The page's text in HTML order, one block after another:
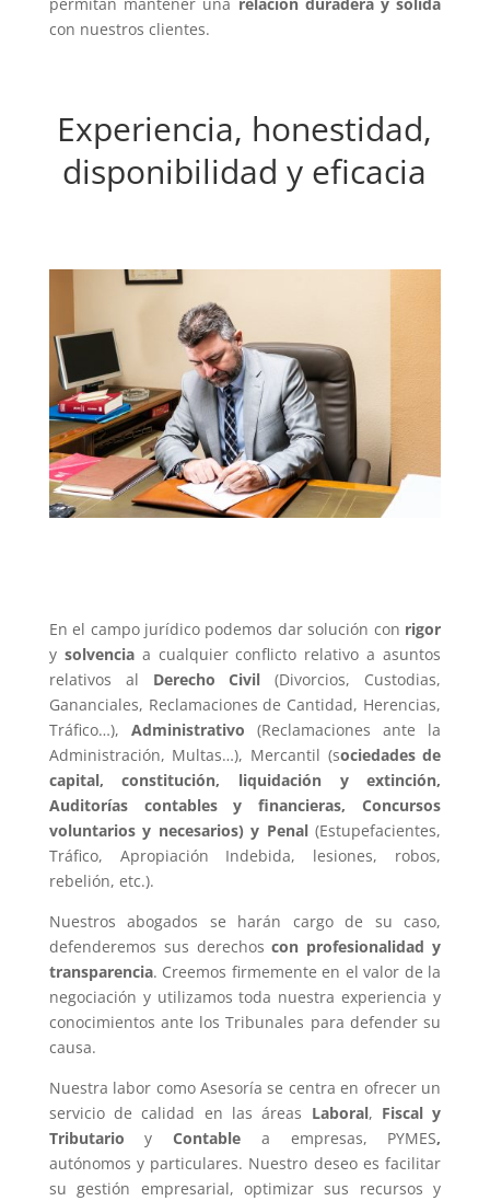
con nuestros clientes.
Experiencia, honestidad,
disponibilidad y eficacia
En el campo jurídico podemos dar solución con rigor
y solvencia a cualquier conflicto relativo a asuntos
relativos al Derecho Civil (Divorcios, Custodias,
Gananciales, Reclamaciones de Cantidad, Herencias,
Tráfico…), Administrativo (Reclamaciones ante la
Administración, Multas…), Mercantil (sociedades de
capital, constitución, liquidación y extinción,
Auditorías contables y financieras, Concursos
voluntarios y necesarios) y Penal(Estupefacientes,
Tráfico, Apropiación Indebida, lesiones, robos,
rebelión, etc.).
Nuestros abogados se harán cargo de su caso,
defenderemos sus derechoscon profesionalidad y
transparencia. Creemos firmemente en el valor de la
negociación y utilizamos toda nuestra experiencia y
conocimientos ante los Tribunales para defender su
causa.
Nuestra labor como Asesoría se centra en ofrecer un
servicio de calidad en las áreas Laboral, Fiscal y
Tributario yContable a empresas, PYMES,
autónomos y particulares. Nuestro deseo es facilitar
su gestión empresarial, optimizar sus recursos y